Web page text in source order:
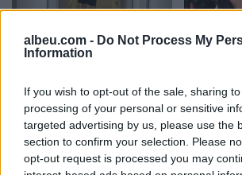
albeu.com - Do Not Process My
Information
If you wish to opt-out of the sale, sharing
processing of your personal or sensitive
targeted advertising by us, please use the
section to confirm your selection. Please
opt-out request is processed you may
e Vlorës, deri në 80 raste
heshtjen
momentit